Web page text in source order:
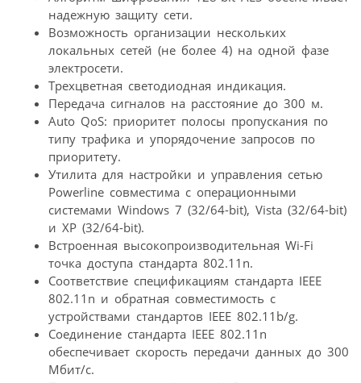
надежную защиту сети.
Возможность организации нескольких
локальных сетей (не более 4) на одной фазе
электросети.
Трехцветная светодиодная индикация.
Передача сигналов на расстояние до 300 м.
Auto QoS: приоритет полосы пропускания по
типу трафика и упорядочение запросов по
приоритету.
Утилита для настройки и управления сетью
Powerline совместима с операционными
системами Windows 7 (32/64-bit), Vista (32/64-bit)
и XP (32/64-bit).
Встроенная высокопроизводительная Wi-Fi
точка доступа стандарта 802.11n.
Соответствие спецификациям стандарта IEEE
802.11n и обратная совместимость с
устройствами стандартов IEEE 802.11b/g.
Соединение стандарта IEEE 802.11n
обеспечивает скорость передачи данных до 300
Мбит/с.